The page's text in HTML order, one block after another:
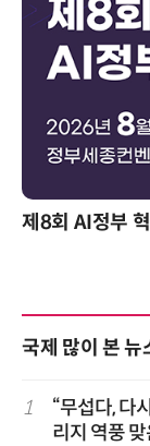
제8회 AI정부
국제 많이 본 뉴
1
“무섭다, 다
리지 역풍